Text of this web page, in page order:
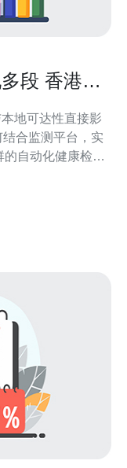
段 香港站
地可达性直接影
合监测平台，实
的自动化健康检